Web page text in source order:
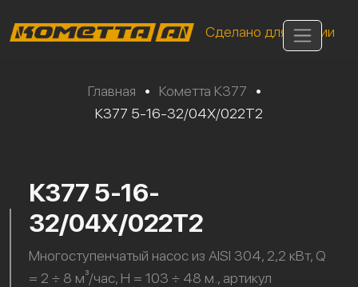
Сделано для России
Главная • Кометта К377
•
К377 5-16-32/04Х/022Т2
К377 5-16-
32/04Х/022Т2
Многоступенчатый насос из AISI 304, 2,2 кВт, Q
= 2 ÷ 8 м³/час, H = 103 ÷ 48 м., артикул